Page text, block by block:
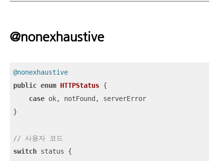
@nonexhaustive
@nonexhaustive
public enum HTTPStatus {
case ok, notFound, serverError
}
// 사용자 코드
switch